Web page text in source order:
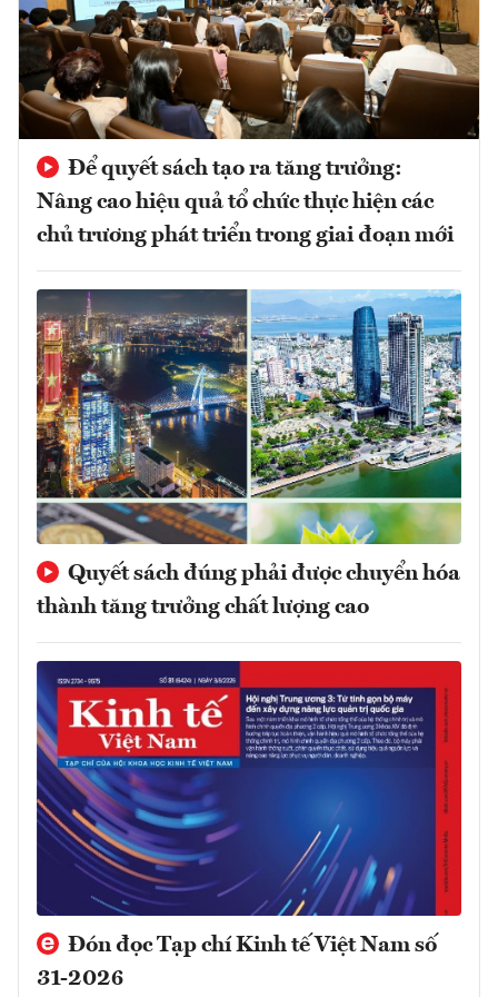
Để quyết sách tạo ra tăng trưởng:
Nâng cao hiệu quả tổ chức thực hiện các
chủ trương phát triển trong giai đoạn mới
Quyết sách đúng phải được chuyển hóa
thành tăng trưởng chất lượng cao
Đón đọc Tạp chí Kinh tế Việt Nam số
31-2026